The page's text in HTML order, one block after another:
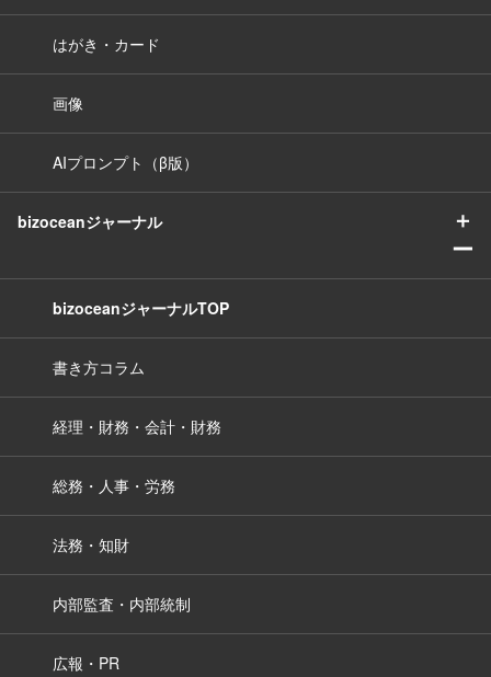
はがき・カード
画像
AIプロンプト（β版）
bizoceanジャーナル
＋
ー
bizoceanジャーナルTOP
書き方コラム
経理・財務・会計・財務
総務・人事・労務
法務・知財
内部監査・内部統制
広報・PR